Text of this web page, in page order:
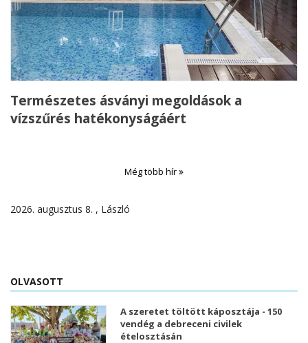
Természetes ásványi megoldások a
vízszűrés hatékonyságáért
Még több hír
2026. augusztus 8. , László
OLVASOTT
A szeretet töltött káposztája - 150
vendég a debreceni civilek
ételosztásán